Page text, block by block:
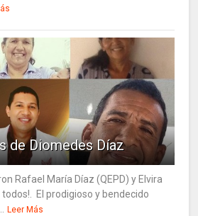
de Diomedes Díaz
Rafael María Díaz (QEPD) y Elvira
El prodigioso y bendecido
Leer Más